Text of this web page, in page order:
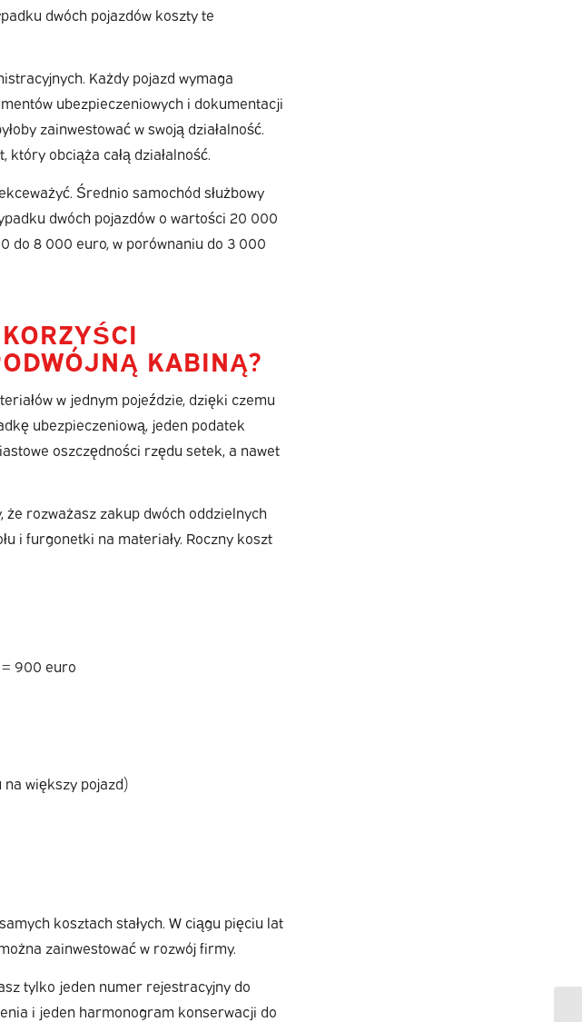
dwóch pojazdów koszty te
Każdy pojazd wymaga
ubezpieczeniowych i dokumentacji
zainwestować w swoją działalność.
obciąża całą działalność.
Średnio samochód służbowy
dwóch pojazdów o wartości 20 000
do 8 000 euro, w porównaniu do 3 000
KABINĄ?
w jednym pojeździe, dzięki czemu
ubezpieczeniową, jeden podatek
oszczędności rzędu setek, a nawet
że rozważasz zakup dwóch oddzielnych
i furgonetki na materiały. Roczny koszt
900 euro
na większy pojazd)
kosztach stałych. W ciągu pięciu lat
zainwestować w rozwój firmy.
tylko jeden numer rejestracyjny do
i jeden harmonogram konserwacji do